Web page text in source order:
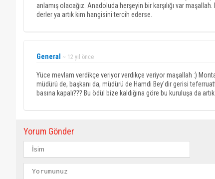
anlamış olacağız. Anadoluda herşeyin bir karşılığı var
derler ya artık kim hangisini tercih ederse.
General ~ 12 yıl önce
Yüce mevlam verdikçe veriyor verdikçe veriyor maşallah :)
müdürü de, başkanı da, müdürü de Hamdi Bey'dir gerisi
basına kapalı??? Bu ödül bize kaldığına göre bu kuruluşa da
Yorum Gönder